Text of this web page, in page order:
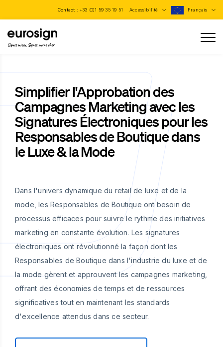
Contact : +33 (0)1 59 35 19 51 Accessibilité Français
Signez mieux, Signez moins cher
Simplifier l'Approbation des
Campagnes Marketing avec les
Signatures Électroniques pour les
Responsables de Boutique dans
le Luxe & la Mode
Dans l'univers dynamique du retail de luxe et de la
mode, les Responsables de Boutique ont besoin de
processus efficaces pour suivre le rythme des initiatives
marketing en constante évolution. Les signatures
électroniques ont révolutionné la façon dont les
Responsables de Boutique dans l'industrie du luxe et de
la mode gèrent et approuvent les campagnes marketing,
offrant des économies de temps et de ressources
significatives tout en maintenant les standards
d'excellence attendus dans ce secteur.